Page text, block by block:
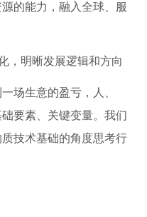
的能力，融入全球、服
明晰发展逻辑和方向
生意的盈亏，人、
要素、关键变量。我们
技术基础的角度思考行